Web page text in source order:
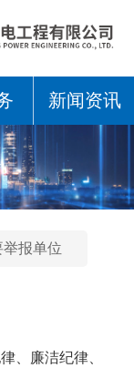
新闻资讯
举报单位
、廉洁纪律、